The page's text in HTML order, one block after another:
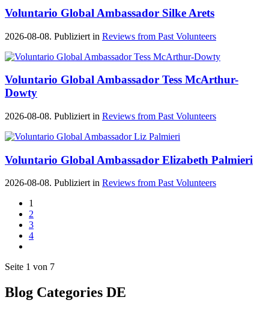
Voluntario Global Ambassador Silke Arets
2026-08-08. Publiziert in Reviews from Past Volunteers
Voluntario Global Ambassador Tess McArthur-
Dowty
2026-08-08. Publiziert in Reviews from Past Volunteers
Voluntario Global Ambassador Elizabeth Palmieri
2026-08-08. Publiziert in Reviews from Past Volunteers
1
2
3
4
Seite 1 von 7
Blog Categories DE